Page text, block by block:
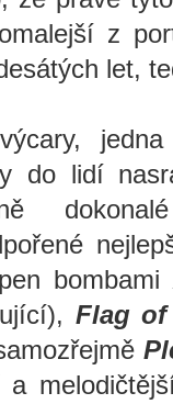
z
let,
do lidí
bombami
Flag of